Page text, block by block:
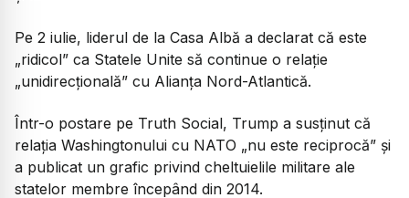
Pe 2 iulie, liderul de la Casa Albă a declarat că este
„ridicol” ca Statele Unite să continue o relație
„unidirecțională” cu Alianța Nord-Atlantică.
Într-o postare pe Truth Social, Trump a susținut că
relația Washingtonului cu NATO „nu este reciprocă” și
a publicat un grafic privind cheltuielile militare ale
statelor membre începând din 2014.